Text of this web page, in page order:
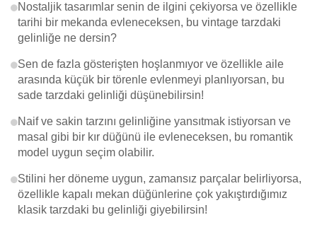
Nostaljik tasarımlar senin de ilgini çekiyorsa ve özellikle
tarihi bir mekanda evleneceksen, bu vintage tarzdaki
gelinliğe ne dersin?
Sen de fazla gösterişten hoşlanmıyor ve özellikle aile
arasında küçük bir törenle evlenmeyi planlıyorsan, bu
sade tarzdaki gelinliği düşünebilirsin!
Naif ve sakin tarzını gelinliğine yansıtmak istiyorsan ve
masal gibi bir kır düğünü ile evleneceksen, bu romantik
model uygun seçim olabilir.
Stilini her döneme uygun, zamansız parçalar belirliyorsa,
özellikle kapalı mekan düğünlerine çok yakıştırdığımız
klasik tarzdaki bu gelinliği giyebilirsin!